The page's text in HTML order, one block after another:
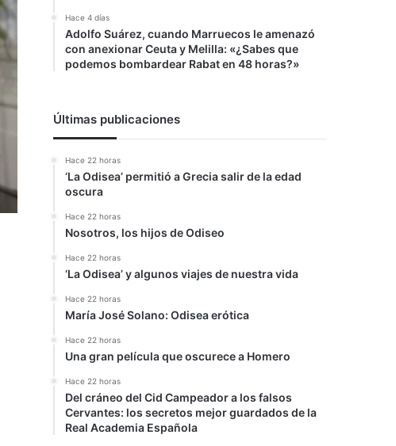
Hace 4 días
Adolfo Suárez, cuando Marruecos le amenazó
con anexionar Ceuta y Melilla: «¿Sabes que
podemos bombardear Rabat en 48 horas?»
Últimas publicaciones
Hace 22 horas
‘La Odisea’ permitió a Grecia salir de la edad
oscura
Hace 22 horas
Nosotros, los hijos de Odiseo
Hace 22 horas
‘La Odisea’ y algunos viajes de nuestra vida
Hace 22 horas
María José Solano: Odisea erótica
Hace 22 horas
Una gran película que oscurece a Homero
Hace 22 horas
Del cráneo del Cid Campeador a los falsos
Cervantes: los secretos mejor guardados de la
Real Academia Española